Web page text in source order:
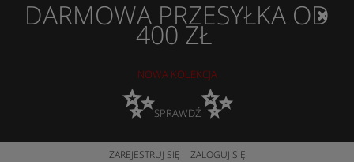
DARMOWA PRZESYŁKA OD
400 ZŁ
NOWA KOLEKCJA
✨SPRAWDŹ✨
ZAREJESTRUJ SIĘ ZALOGUJ SIĘ